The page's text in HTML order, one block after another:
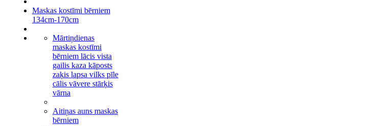
Maskas kostīmi bērniem
134cm-170cm
Mārtiņdienas
maskas kostīmi
bērniem lācis vista
gailis kaza kāposts
zaķis lapsa vilks pīle
cālis vāvere stārķis
vārna
Aitiņas auns maskas
bērniem